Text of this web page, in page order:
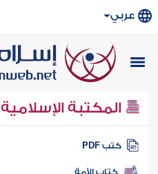
عربي
المكتبة الإسلامية
كتب PDF